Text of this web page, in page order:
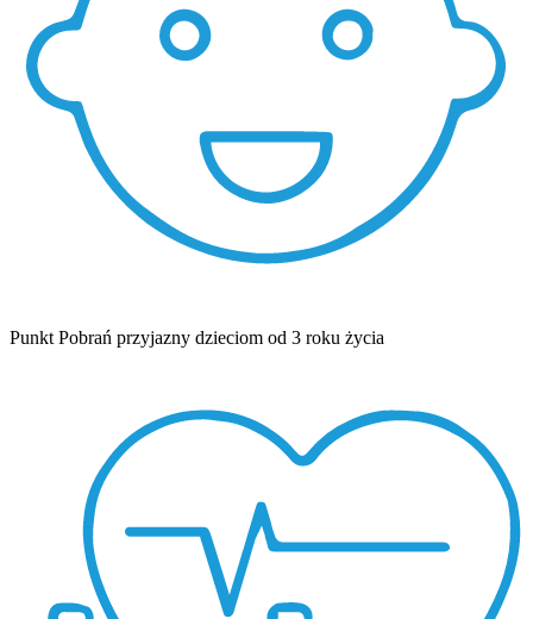
Punkt Pobrań przyjazny dzieciom od 3 roku życia